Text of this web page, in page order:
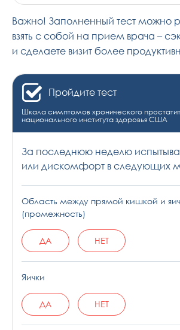
Важно! Заполненный тест можно
взять с собой на прием врача –
и сделаете визит более
Пройдите тест
Шкала симптомов хронического
национального института здоровья США
За последнюю неделю
или дискомфорт в следующих
Область между прямой кишкой и
(промежность)
ДА НЕТ
Яички
ДА НЕТ